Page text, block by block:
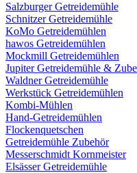
Salzburger Getreidemühle
Schnitzer Getreidemühle
KoMo Getreidemühlen
hawos Getreidemühlen
Mockmill Getreidemühlen
Jupiter Getreidemühle &
Waldner Getreidemühle
Werkstück Getreidemühlen
Kombi-Mühlen
Hand-Getreidemühlen
Flockenquetschen
Getreidemühle Zubehör
Messerschmidt Kornmeister
Elsässer Getreidemühle